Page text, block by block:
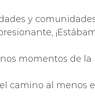
y
momentos de la
camino al menos